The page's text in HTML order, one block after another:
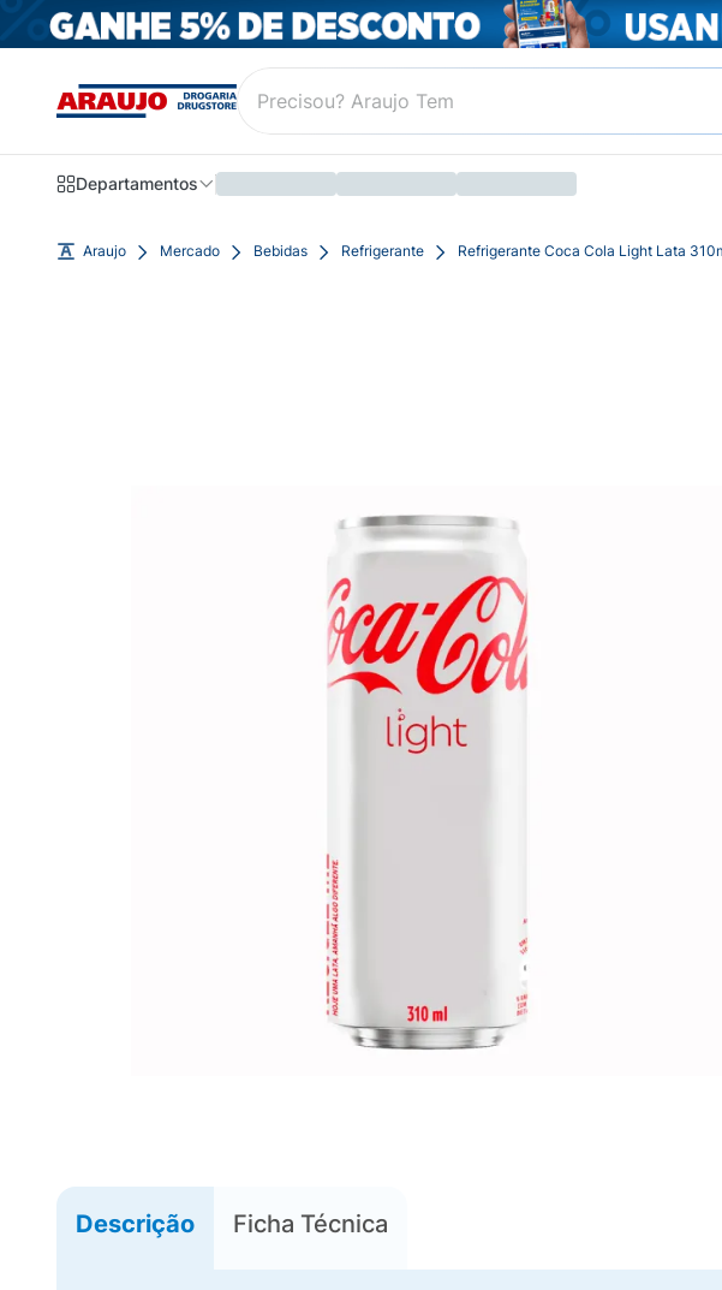
Departamentos
Araujo Mercado Bebidas Refrigerante Refrigerante Coca Cola Light Lata
Descrição Ficha Técnica